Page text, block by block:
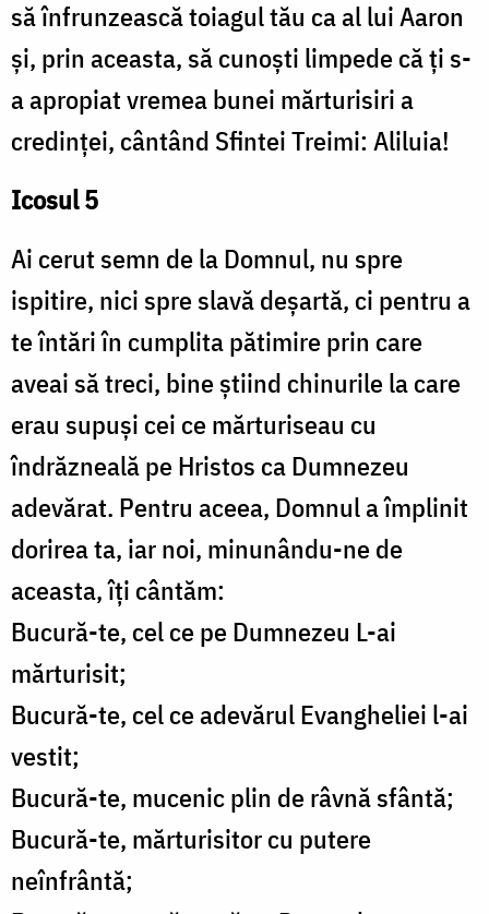
să înfrunzească toiagul tău ca al lui Aaron
și, prin aceasta, să cunoști limpede că ți s-
a apropiat vremea bunei mărturisiri a
credinței, cântând Sfintei Treimi: Aliluia!
Icosul 5
Ai cerut semn de la Domnul, nu spre
ispitire, nici spre slavă deșartă, ci pentru a
te întări în cumplita pătimire prin care
aveai să treci, bine știind chinurile la care
erau supuși cei ce mărturiseau cu
îndrăzneală pe Hristos ca Dumnezeu
adevărat. Pentru aceea, Domnul a împlinit
dorirea ta, iar noi, minunându-ne de
aceasta, îți cântăm:
Bucură-te, cel ce pe Dumnezeu L-ai
mărturisit;
Bucură-te, cel ce adevărul Evangheliei l-ai
vestit;
Bucură-te, mucenic plin de râvnă sfântă;
Bucură-te, mărturisitor cu putere
neînfrântă;